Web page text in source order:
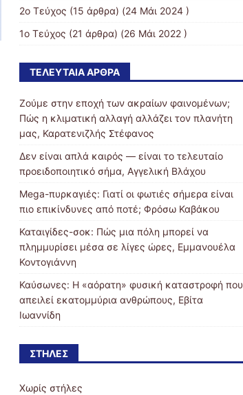
2ο Τεύχος (15 άρθρα) (24 Μάι 2024 )
1ο Τεύχος (21 άρθρα) (26 Μάι 2022 )
ΤΕΛΕΥΤΑΊΑ ΆΡΘΡΑ
Ζούμε στην εποχή των ακραίων φαινομένων;
Πώς η κλιματική αλλαγή αλλάζει τον πλανήτη
μας, Καρατενιζλής Στέφανος
Δεν είναι απλά καιρός — είναι το τελευταίο
προειδοποιητικό σήμα, Αγγελική Βλάχου
Mega-πυρκαγιές: Γιατί οι φωτιές σήμερα είναι
πιο επικίνδυνες από ποτέ; Φρόσω Καβάκου
Καταιγίδες-σοκ: Πώς μια πόλη μπορεί να
πλημμυρίσει μέσα σε λίγες ώρες, Εμμανουέλα
Κοντογιάννη
Καύσωνες: Η «αόρατη» φυσική καταστροφή που
απειλεί εκατομμύρια ανθρώπους, Εβίτα
Ιωαννίδη
ΣΤΉΛΕΣ
Χωρίς στήλες